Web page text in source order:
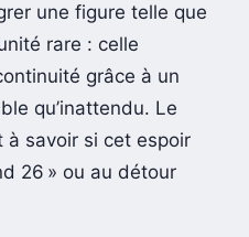
une figure telle que
rare : celle
grâce à un
qu’inattendu. Le
à savoir si cet espoir
26 » ou au détour